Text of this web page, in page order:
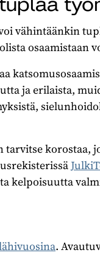
vähintäänkin
osaamistaan
ja erilaista,
korostaa,
kelpoisuutta
.